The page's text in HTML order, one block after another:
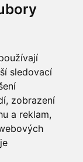
sledovací
zobrazení
a reklam,